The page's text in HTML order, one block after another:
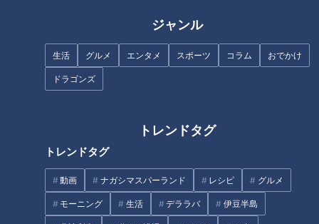
ジャンル
生活 グルメ エンタメ スポーツ コラム おでかけ
ドラゴンズ
トレンドタグ
トレンドタグ
動画 ナガシマスパーランド レシピ グルメ
モーニング 生活 デララバ 伊豆半島
打者は振ってくれて、空振りや凡打にできる。そうじゃない
と、球数を抑えることができないですよ」
師匠が語る、大野雄大の凄さ
オススメ関連コンテンツ